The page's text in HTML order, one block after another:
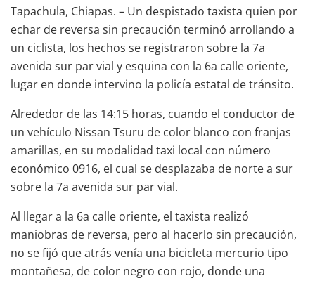
Tapachula, Chiapas. – Un despistado taxista quien por
echar de reversa sin precaución terminó arrollando a
un ciclista, los hechos se registraron sobre la 7a
avenida sur par vial y esquina con la 6a calle oriente,
lugar en donde intervino la policía estatal de tránsito.
Alrededor de las 14:15 horas, cuando el conductor de
un vehículo Nissan Tsuru de color blanco con franjas
amarillas, en su modalidad taxi local con número
económico 0916, el cual se desplazaba de norte a sur
sobre la 7a avenida sur par vial.
Al llegar a la 6a calle oriente, el taxista realizó
maniobras de reversa, pero al hacerlo sin precaución,
no se fijó que atrás venía una bicicleta mercurio tipo
montañesa, de color negro con rojo, donde una